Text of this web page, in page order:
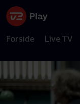
Forside Live TV